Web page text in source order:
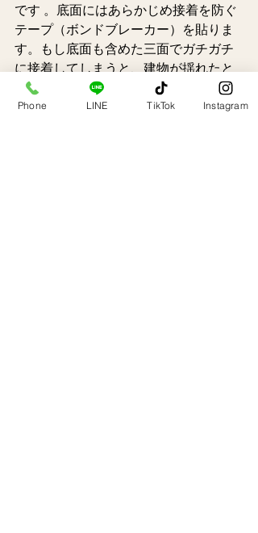
です 。底面にはあらかじめ接着を防ぐ
テープ（ボンドブレーカー）を貼りま
す。もし底面も含めた三面でガチガチ
に接着してしまうと、建物が揺れたと
きにシーリングが柔軟に伸び縮みでき
なくなり、あっという間に真ん中から
Phone LINE TikTok Instagram